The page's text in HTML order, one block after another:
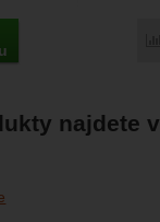
najdete v